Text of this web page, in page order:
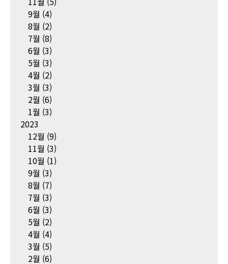
9월 (4)
8월 (2)
7월 (8)
6월 (3)
5월 (3)
4월 (2)
3월 (3)
2월 (6)
1월 (3)
2023
12월 (9)
11월 (3)
10월 (1)
9월 (3)
8월 (7)
7월 (3)
6월 (3)
5월 (2)
4월 (4)
3월 (5)
2월 (6)